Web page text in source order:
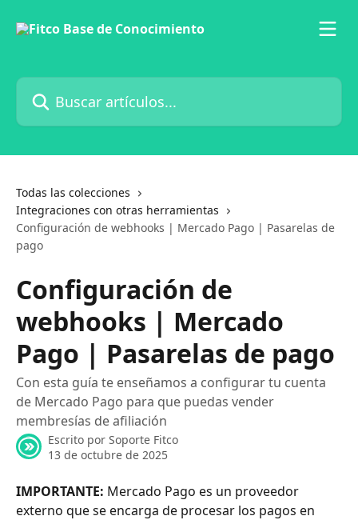
Buscar artículos...
Todas las colecciones
Integraciones con otras herramientas
Configuración de webhooks | Mercado Pago | Pasarelas de
pago
Configuración de
webhooks | Mercado
Pago | Pasarelas de pago
Con esta guía te enseñamos a configurar tu cuenta
de Mercado Pago para que puedas vender
membresías de afiliación
Escrito por Soporte Fitco
13 de octubre de 2025
IMPORTANTE: Mercado Pago es un proveedor
externo que se encarga de procesar los pagos en